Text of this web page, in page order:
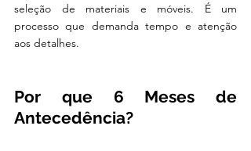
seleção de materiais e móveis. É um
processo que demanda tempo e atenção
aos detalhes.
Por que 6 Meses de
Antecedência?